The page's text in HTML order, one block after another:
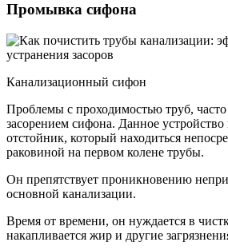
Промывка сифона
Канализационный сифон
Проблемы с проходимостью труб,
засорением сифона. Данное устройство
отстойник, который находиться
раковиной на первом колене трубы.
Он препятствует проникновению
основной канализации.
Время от времени, он нуждается в
накапливается жир и другие